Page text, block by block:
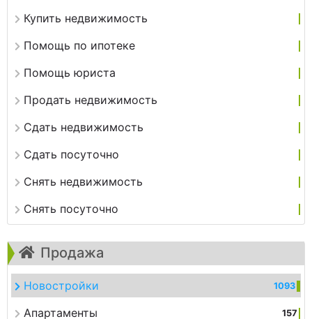
Купить недвижимость
Помощь по ипотеке
Помощь юриста
Продать недвижимость
Сдать недвижимость
Сдать посуточно
Снять недвижимость
Снять посуточно
Продажа
Новостройки 1093
Апартаменты 157